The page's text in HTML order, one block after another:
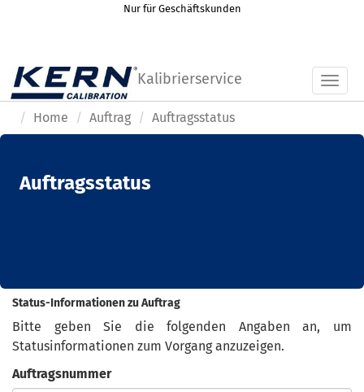
Nur für Geschäftskunden
Kalibrierservice
Home Auftrag Auftragsstatus
Auftragsstatus
Status-Informationen zu Auftrag
Bitte geben Sie die folgenden Angaben an, um
Statusinformationen zum Vorgang anzuzeigen.
Auftragsnummer